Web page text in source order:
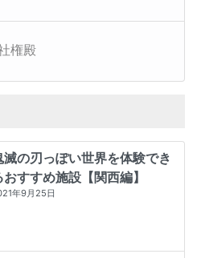
権殿
滅の刃っぽい世界を体験でき
おすすめ施設【関西編】
年9月25日